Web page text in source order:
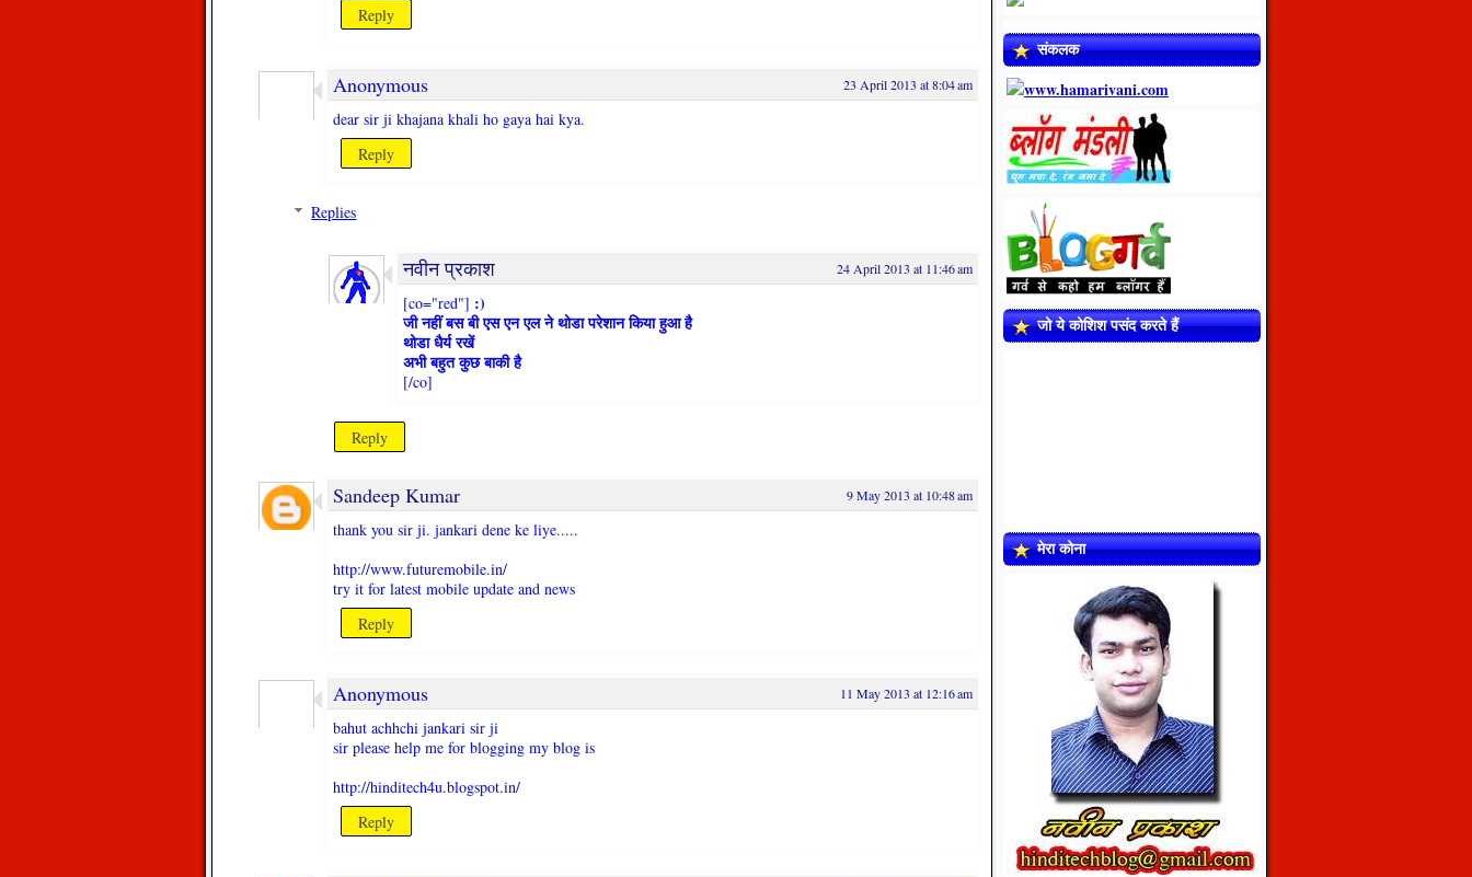
Reply
Anonymous 23 April 2013 at 8:04 am
dear sir ji khajana khali ho gaya hai kya.
Reply
Replies
नवीन प्रकाश 24 April 2013 at 11:46 am
[co="red"] :)
जी नहीं बस बी एस एन एल ने थोडा परेशान किया हुआ है
थोडा धैर्य रखें
अभी बहुत कुछ बाकी है
[/co]
Reply
Sandeep Kumar 9 May 2013 at 10:48 am
thank you sir ji. jankari dene ke liye.....
http://www.futuremobile.in/
try it for latest mobile update and news
Reply
Anonymous 11 May 2013 at 12:16 am
bahut achhchi jankari sir ji
sir please help me for blogging my blog is
http://hinditech4u.blogspot.in/
Reply
संकलक
जो ये कोशिश पसंद करते हैं
मेरा कोना